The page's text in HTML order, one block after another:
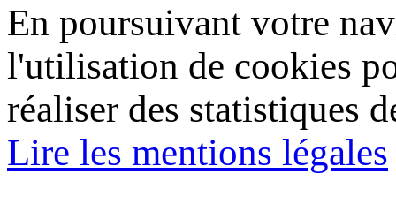
En poursuivant votre
l'utilisation de cookies
réaliser des statistiques
Lire les mentions légales